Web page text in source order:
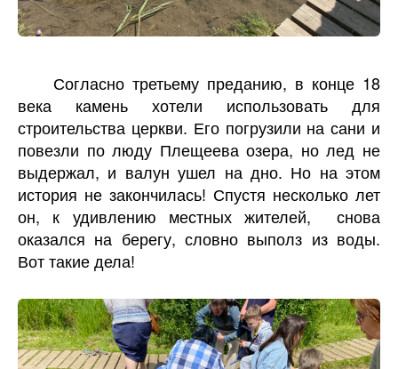
Согласно третьему преданию, в конце 18
века камень хотели использовать для
строительства церкви. Его погрузили на сани и
повезли по люду Плещеева озера, но лед не
выдержал, и валун ушел на дно. Но на этом
история не закончилась! Спустя несколько лет
он, к удивлению местных жителей, снова
оказался на берегу, словно выполз из воды.
Вот такие дела!